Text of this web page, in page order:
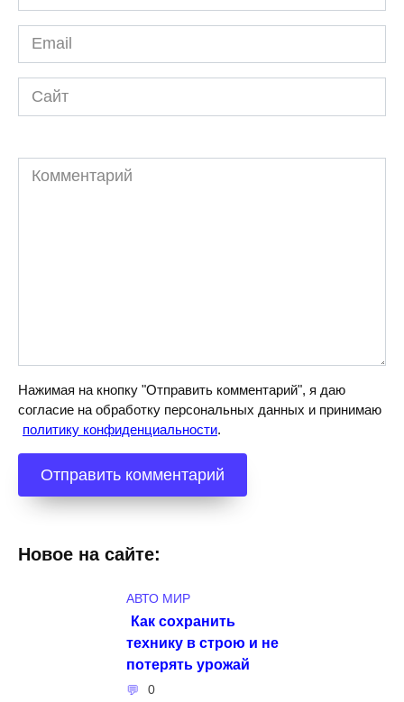
*
Email
*
Сайт
Комментарий
Нажимая на кнопку "Отправить комментарий", я даю
согласие на обработку персональных данных и принимаю
политику конфиденциальности.
Новое на сайте:
АВТО МИР
Как сохранить
технику в строю и не
потерять урожай
0